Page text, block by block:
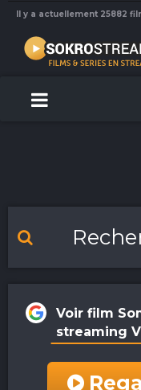
Il y a actuellement 25882
Voir film
streaming